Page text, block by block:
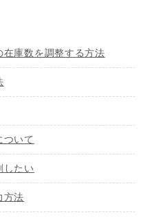
庫数を調整する方法
ついて
したい
方法